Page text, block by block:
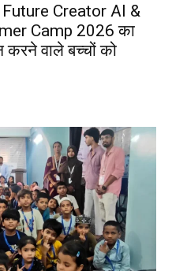
Future Creator AI &
Camp 2026 का
करने वाले बच्चों को